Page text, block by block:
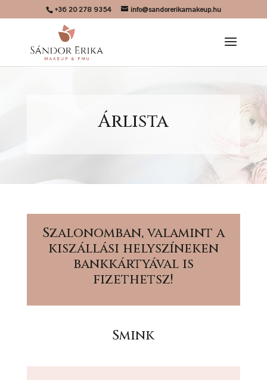
+36 20 278 9354 info@sandorerikamakeup.hu
Árlista
Szalonomban, valamint a
kiszállási helyszíneken
bankkártyával is
fizethetsz!
Smink